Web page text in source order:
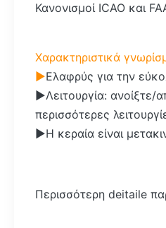
Κανονισμοί ICAO και
Χαρακτηριστικά
►Ελαφρύς για την
►Λειτουργία:
περισσότερες
►Η κεραία είναι
Περισσότερη deitaile